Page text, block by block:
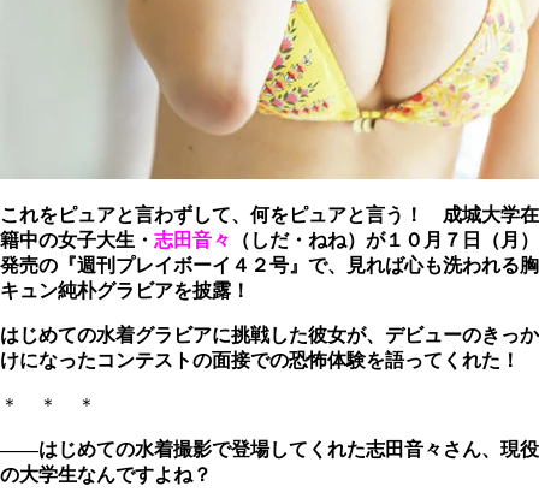
これをピュアと言わずして、何をピュアと言う！ 成城大学在
籍中の女子大生・ 志田音々
（しだ・ねね）が１０月７日（月）
発売の『週刊プレイボーイ４２号』で、見れば心も洗われる胸
キュン純朴グラビアを披露！
はじめての水着グラビアに挑戦した彼女が、デビューのきっか
けになったコンテストの面接での恐怖体験を語ってくれた！
＊ ＊ ＊
――はじめての水着撮影で登場してくれた志田音々さん、現役
の大学生なんですよね？